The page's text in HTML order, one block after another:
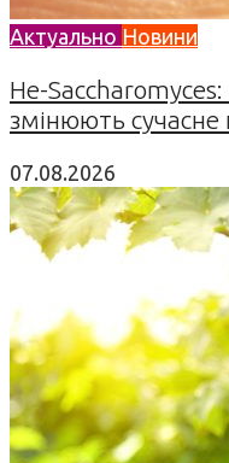
Актуально Новини
Не-
змінюють сучасне
07.08.2026